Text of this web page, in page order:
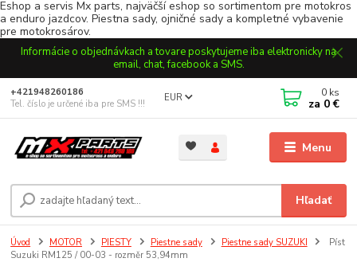
Eshop a servis Mx parts, najväčší eshop so sortimentom pre motokros
a enduro jazdcov. Piestna sady, ojničné sady a kompletné vybavenie
pre motokrosárov.
Informácie o objednávkach a tovare poskytujeme iba elektronicky na
email, chat, facebook a SMS.
Menu
EUR
Hľadať
+421948260186
Tel. číslo je určené iba pre SMS !!!
0 ks
za 0 €
Úvod MOTOR PIESTY Piestne sady Piestne sady SUZUKI
Píst
Suzuki RM125 / 00-03 - rozměr 53,94mm